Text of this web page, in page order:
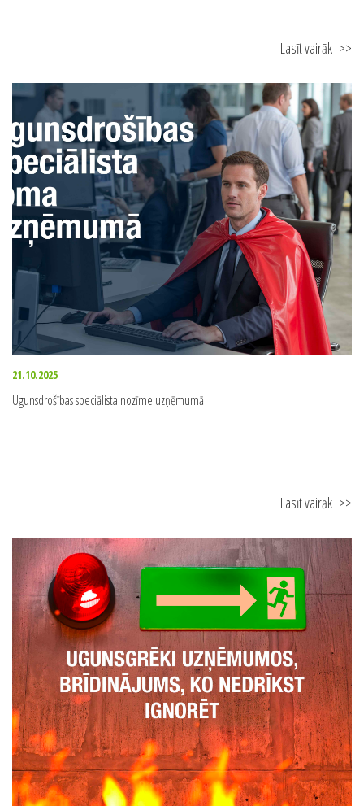
Lasīt vairāk >>
21.10.2025
Ugunsdrošības speciālista nozīme uzņēmumā
Lasīt vairāk >>